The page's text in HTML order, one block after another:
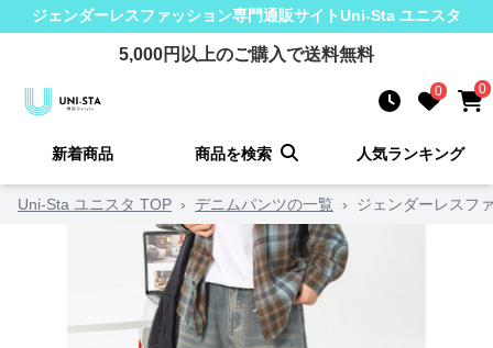
ジェンダーレスファッション専門通販サイトUni-Sta ユニスタ
5,000円以上のご購入で送料無料
0 0
新着商品 商品を検索 人気ランキング
Uni-Sta ユニスタ TOP › デニムパンツの一覧 › ジェンダーレスフ